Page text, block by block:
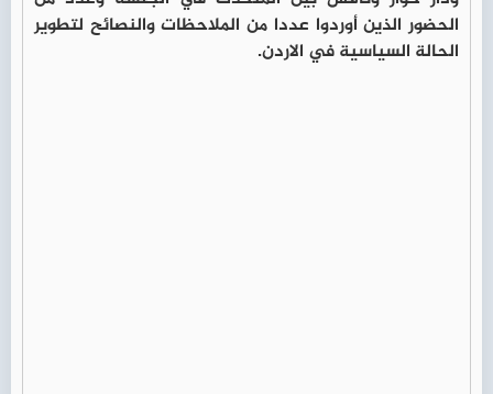
الحضور الذين أوردوا عددا من الملاحظات والنصائح لتطوير
الحالة السياسية في الاردن.